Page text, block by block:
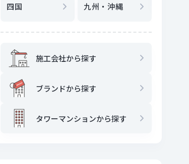
四国 九州・沖縄
施工会社から探す
ブランドから探す
タワーマンションから探す